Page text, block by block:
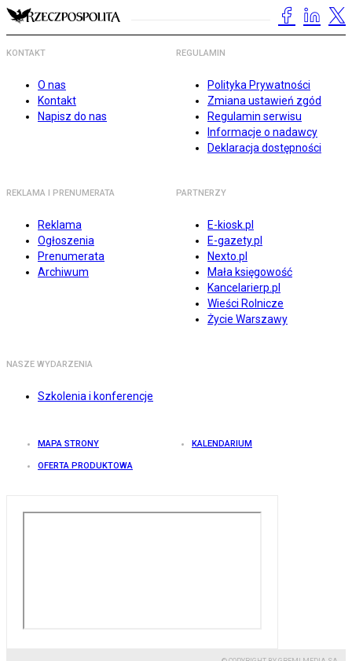
KONTAKT
O nas
Kontakt
Napisz do nas
REGULAMIN
Polityka Prywatności
Zmiana ustawień zgód
Regulamin serwisu
Informacje o nadawcy
Deklaracja dostępności
REKLAMA I PRENUMERATA
Reklama
Ogłoszenia
Prenumerata
Archiwum
PARTNERZY
E-kiosk.pl
E-gazety.pl
Nexto.pl
Mała księgowość
Kancelarierp.pl
Wieści Rolnicze
Życie Warszawy
NASZE WYDARZENIA
Szkolenia i konferencje
MAPA STRONY KALENDARIUM
OFERTA PRODUKTOWA